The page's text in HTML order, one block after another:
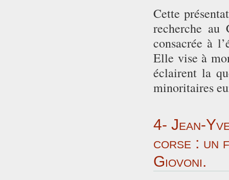
Cette
recherche
consacrée à
Elle vise à
éclairent la
minoritaires
4- Jean-
corse : un
Giovoni.